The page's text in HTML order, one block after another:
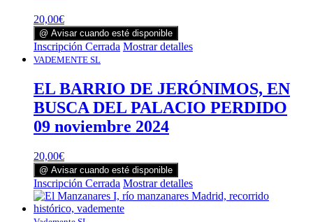
20,00€
@ Avisar cuando esté disponible
Inscripción Cerrada Mostrar detalles
VADEMENTE SL
EL BARRIO DE JERÓNIMOS, EN
BUSCA DEL PALACIO PERDIDO
09 noviembre 2024
20,00€
@ Avisar cuando esté disponible
Inscripción Cerrada Mostrar detalles